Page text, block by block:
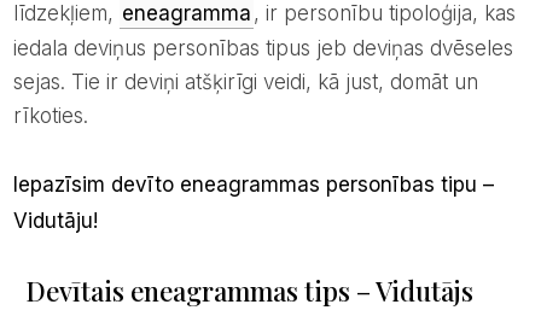
līdzekļiem, eneagramma , ir personību tipoloģija, kas
iedala deviņus personības tipus jeb deviņas dvēseles
sejas. Tie ir deviņi atšķirīgi veidi, kā just, domāt un
rīkoties.
Vidutāju!
Devītais eneagrammas tips – Vidutājs